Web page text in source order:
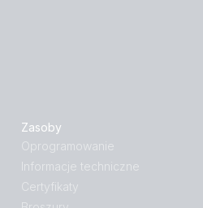
Zasoby
Oprogramowanie
Informacje techniczne
Certyfikaty